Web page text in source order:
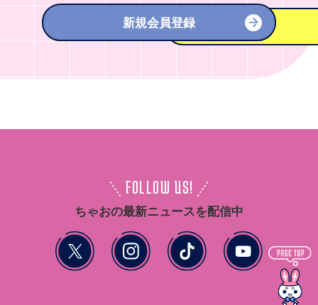
新規会員登録
FOLLOW US!
ちゃおの最新ニュースを配信中